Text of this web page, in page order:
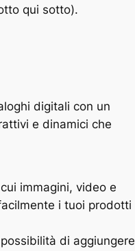
qui sotto).
digitali con un
e dinamici che
immagini, video e
i tuoi prodotti
di aggiungere